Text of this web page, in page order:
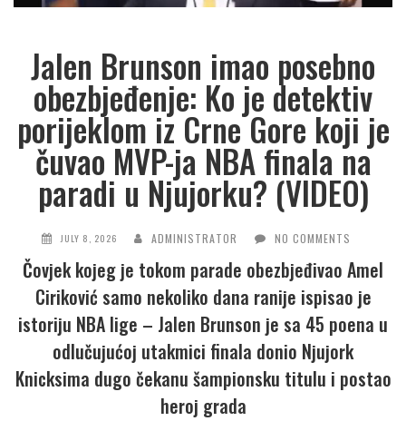
Jalen Brunson imao posebno
obezbjeđenje: Ko je detektiv
porijeklom iz Crne Gore koji je
čuvao MVP-ja NBA finala na
paradi u Njujorku? (VIDEO)
JULY 8, 2026 ADMINISTRATOR NO COMMENTS
Čovjek kojeg je tokom parade obezbjeđivao Amel
Ciriković samo nekoliko dana ranije ispisao je
istoriju NBA lige – Jalen Brunson je sa 45 poena u
odlučujućoj utakmici finala donio Njujork
Knicksima dugo čekanu šampionsku titulu i postao
heroj grada